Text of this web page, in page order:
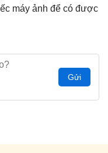
máy ảnh để có được
Gửi